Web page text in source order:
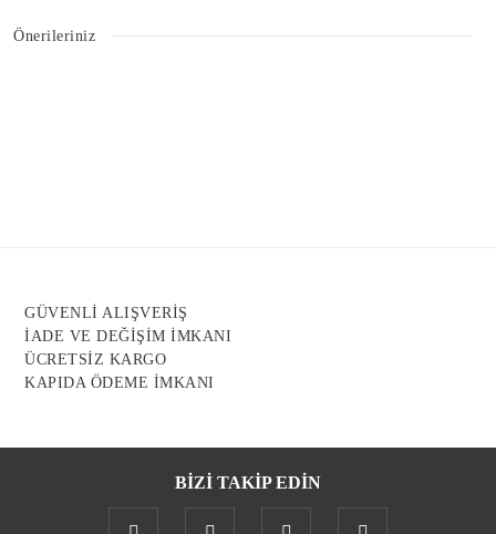
Önerileriniz
Bu ürüne benzer farklı alternatifler olmalı.
Gönder
GÜVENLİ ALIŞVERİŞ
İADE VE DEĞİŞİM İMKANI
ÜCRETSİZ KARGO
KAPIDA ÖDEME İMKANI
BİZİ TAKİP EDİN